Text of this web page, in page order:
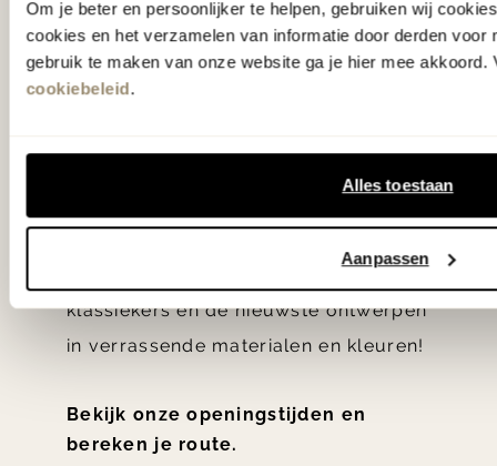
Om je beter en persoonlijker te helpen, gebruiken wij
cookies en het verzamelen van informatie door derden voor
gebruik te maken van onze website ga je hier mee akkoord.
cookiebeleid.
Alles toestaan
Aanpassen
De woonwinkel
gezien op tv!
samengesteld met de mooiste
klassiekers en de nieuwste ontwerpen
in verrassende materialen en kleuren!
Bekijk onze openingstijden en
bereken je route.